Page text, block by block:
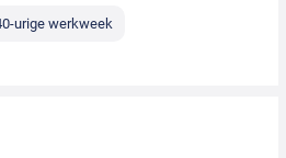
urige werkweek